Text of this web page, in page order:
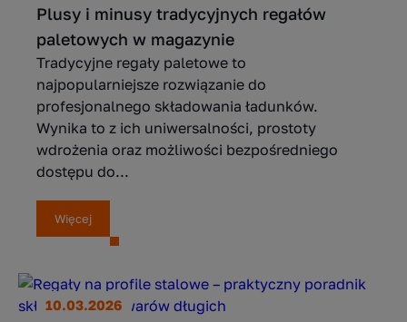
Plusy i minusy tradycyjnych regałów
paletowych w magazynie
Tradycyjne regały paletowe to
najpopularniejsze rozwiązanie do
profesjonalnego składowania ładunków.
Wynika to z ich uniwersalności, prostoty
wdrożenia oraz możliwości bezpośredniego
dostępu do...
Więcej
10.03.2026